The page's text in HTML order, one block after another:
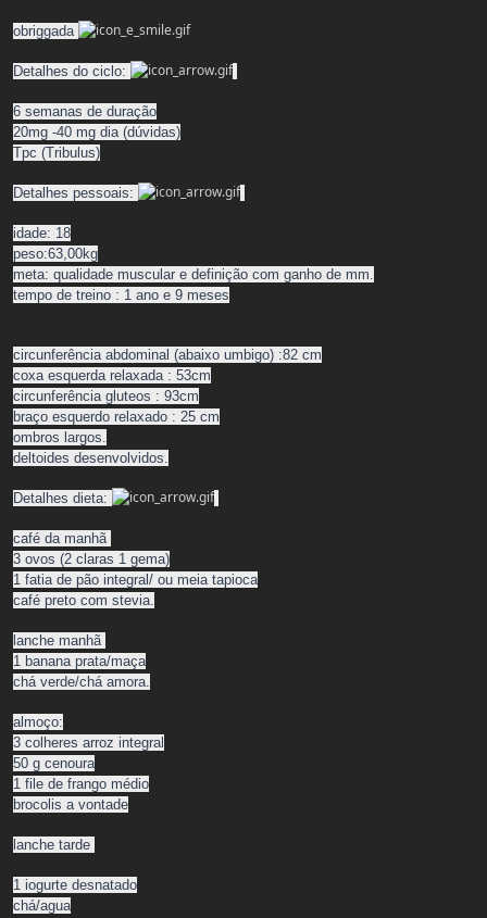
obriggada
Detalhes do ciclo:
6 semanas de duração
20mg -40 mg dia (dúvidas)
Tpc (Tribulus)
Detalhes pessoais:
idade: 18
peso:63,00kg
meta: qualidade muscular e definição com ganho de mm.
tempo de treino : 1 ano e 9 meses
circunferência abdominal (abaixo umbigo) :82 cm
coxa esquerda relaxada : 53cm
circunferência gluteos : 93cm
braço esquerdo relaxado : 25 cm
ombros largos.
deltoides desenvolvidos.
Detalhes dieta:
café da manhã
3 ovos (2 claras 1 gema)
1 fatia de pão integral/ ou meia tapioca
café preto com stevia.
lanche manhã
1 banana prata/maça
chá verde/chá amora.
almoço:
3 colheres arroz integral
50 g cenoura
1 file de frango médio
brocolis a vontade
lanche tarde
1 iogurte desnatado
chá/agua